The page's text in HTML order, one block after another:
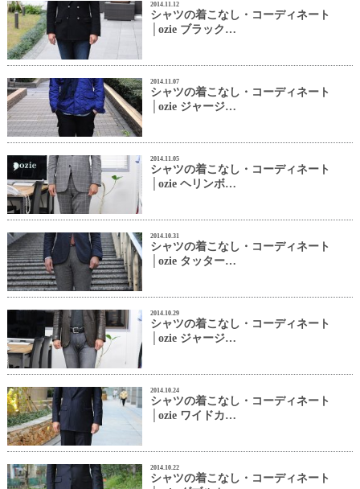
2014.11.12
シャツの着こなし・コーディネート
│ozie ブラック…
2014.11.07
シャツの着こなし・コーディネート
│ozie ジャージ…
2014.11.05
シャツの着こなし・コーディネート
│ozie ヘリンボ…
2014.10.31
シャツの着こなし・コーディネート
│ozie タッター…
2014.10.29
シャツの着こなし・コーディネート
│ozie ジャージ…
2014.10.24
シャツの着こなし・コーディネート
│ozie ワイドカ…
2014.10.22
シャツの着こなし・コーディネート